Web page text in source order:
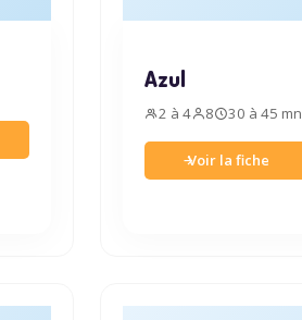
Azul
2 à 4 8 30 à 45 mn
Voir la fiche